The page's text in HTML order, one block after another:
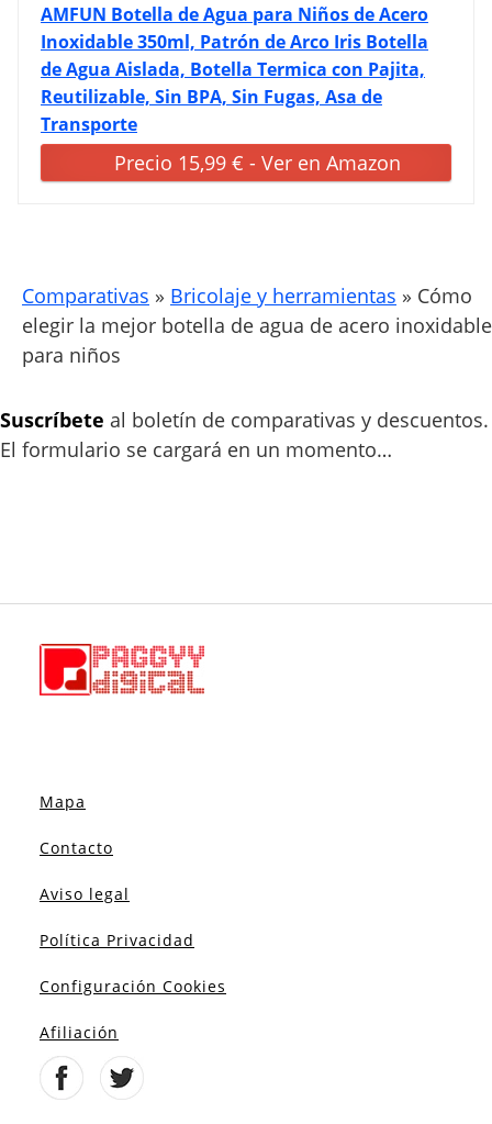
AMFUN Botella de Agua para Niños de Acero
Inoxidable 350ml, Patrón de Arco Iris Botella
de Agua Aislada, Botella Termica con Pajita,
Reutilizable, Sin BPA, Sin Fugas, Asa de
Transporte
Precio 15,99 € - Ver en Amazon
Comparativas » Bricolaje y herramientas » Cómo
elegir la mejor botella de agua de acero inoxidable
para niños
Suscríbete al boletín de comparativas y descuentos.
El formulario se cargará en un momento…
Mapa
Contacto
Aviso legal
Política Privacidad
Configuración Cookies
Afiliación